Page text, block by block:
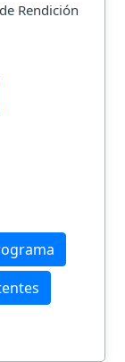
Rendición